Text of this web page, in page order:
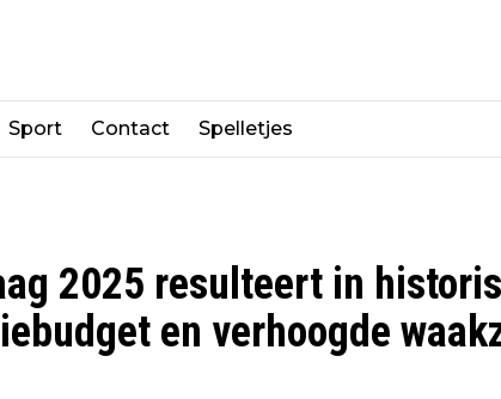
Sport Contact Spelletjes
2025 resulteert in
en verhoogde